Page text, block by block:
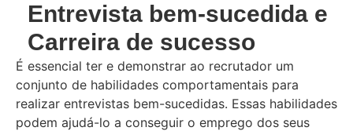
Entrevista bem-sucedida e
Carreira de sucesso
É essencial ter e demonstrar ao recrutador um
conjunto de habilidades comportamentais para
realizar entrevistas bem-sucedidas. Essas habilidades
podem ajudá-lo a conseguir o emprego dos seus